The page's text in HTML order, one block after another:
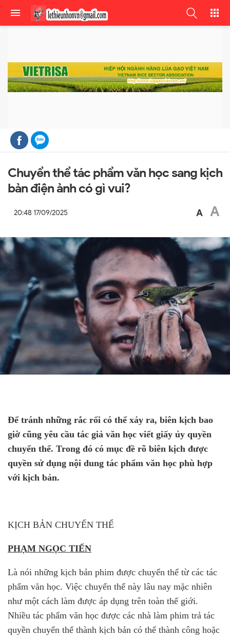
Chuyển thể tác phẩm văn học sang kịch
bản điện ảnh có gì vui?
20:48 17/09/2025 A A
Để tránh những rắc rối có thể xảy ra, biên kịch bao
giờ cũng yêu cầu tác giả văn học viết giấy ủy quyền
chuyển thể. Trong đó có mục đề rõ biên kịch được
quyền sử dụng nội dung tác phẩm văn học phù hợp
với kịch bản.
KỊCH BẢN CHUYỂN THỂ
PHẠM NGỌC TIẾN
Là nói những kịch bản phim được chuyển thể từ các tác
phẩm văn học. Việc chuyển thể này lâu nay mặc nhiên
như một cách làm được áp dụng trên toàn thế giới.
Nhiều tác phẩm văn học được các nhà làm phim trả tác
quyền chuyển thể thành kịch bản có thể thành công hoặc